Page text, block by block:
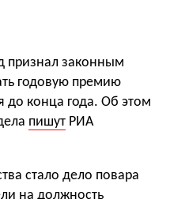
признал законным
годовую премию
до конца года. Об этом
пишут РИА
стало дело повара
на должность